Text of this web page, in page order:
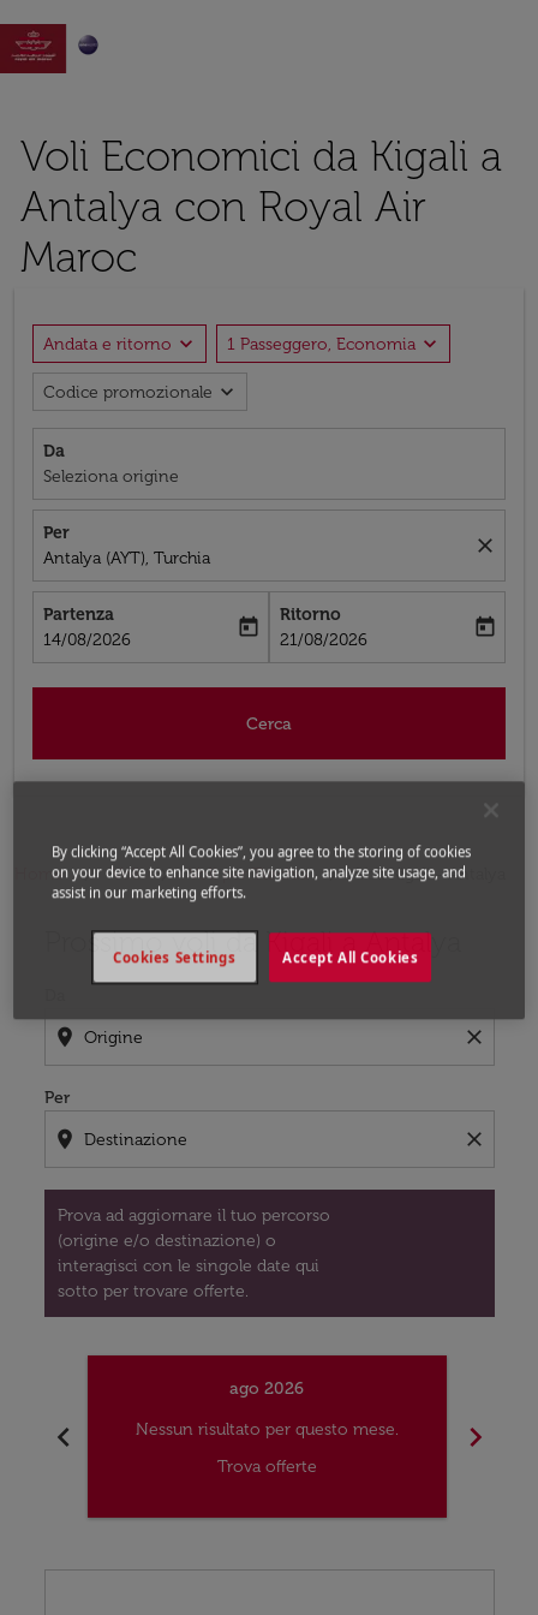

Voli Economici da Kigali a
Antalya con Royal Air
Maroc
Andata e ritorno expand_more 1 Passeggero, Economia expand_more
Codice promozionale expand_more
Da
Seleziona origine
Per
Antalya (AYT), Turchia
close
Partenza
fc-booking-departure-date-aria-label
14/08/2026
today
Ritorno
fc-booking-return-date-aria-label
21/08/2026
today
Cerca
Home Voli Voli per Turchia Voli Kigali - Antalya
Prossimo voli da Kigali a Antalya
location_on close
Per
location_on close
Prova ad aggiornare il tuo percorso
(origine e/o destinazione) o
interagisci con le singole date qui
sotto per trovare offerte.
Prova ad aggiornare il tuo percorso (origine e/o
chevron_left
ago 2026
Nessun risultato per questo mese.
Trova offerte
chevron_right
By clicking “Accept All Cookies”, you agree to the storing of cookies
on your device to enhance site navigation, analyze site usage, and
assist in our marketing efforts.
Accept All Cookies
Cookies Settings